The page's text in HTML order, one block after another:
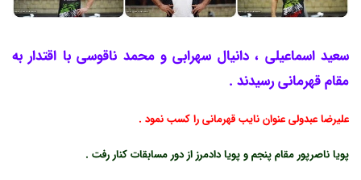
سعید اسماعیلی ، دانیال سهرابی و محمد ناقوسی با اقتدار به
مقام قهرمانی رسیدند .
علیرضا عبدولی عنوان نایب قهرمانی را کسب نمود .
پویا ناصرپور مقام پنجم و پویا دادمرز از دور مسابقات کنار رفت .